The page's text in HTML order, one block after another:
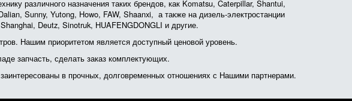
различного назначения таких брендов, как Komatsu, Caterpillar, Shantui,
Sunny, Yutong, Howo, FAW, Shaanxi, а также на дизель-электростанции
Deutz, Sinotruk, HUAFENGDONGLI и другие.
Нашим приоритетом является доступный ценовой уровень.
запчасть, сделать заказ комплектующих.
в прочных, долговременных отношениях с Нашими партнерами.